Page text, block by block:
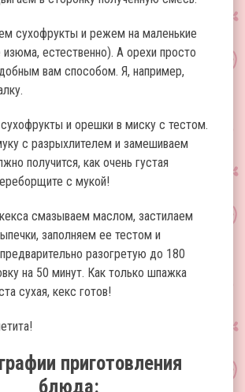
сухофрукты и режем на маленькие
естественно). А орехи просто
вам способом. Я, например,
и орешки в миску с тестом.
с разрыхлителем и замешиваем
получится, как очень густая
с мукой!
смазываем маслом, застилаем
заполняем ее тестом и
разогретую до 180
на 50 минут. Как только шпажка
сухая, кекс готов!
приготовления
блюда: